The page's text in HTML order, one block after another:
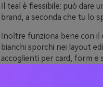
Il teal è flessibile: può dare
brand, a seconda che tu lo
Inoltre funziona bene con
bianchi sporchi nei layout
accoglienti per card, form e